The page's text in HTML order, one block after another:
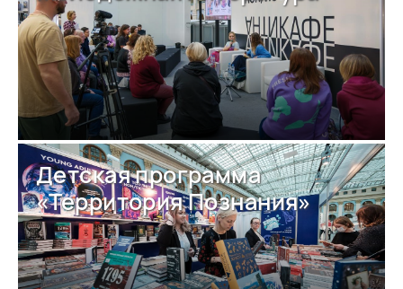
Детская программа
«Территория Познания»